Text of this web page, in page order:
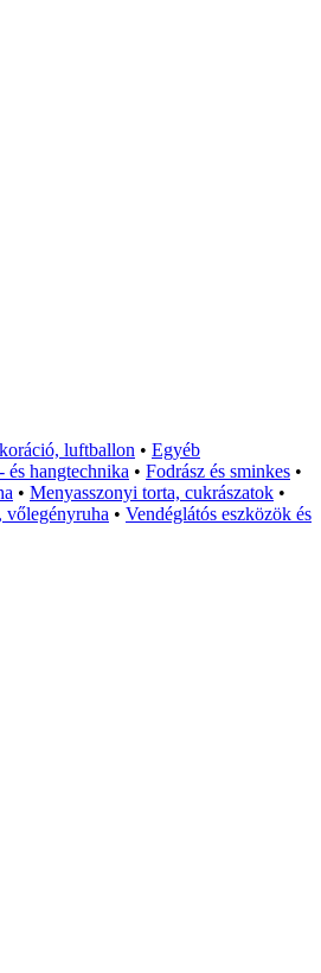
luftballon • Egyéb
és hangtechnika • Fodrász és sminkes •
• Menyasszonyi torta, cukrászatok •
vőlegényruha • Vendéglátós eszközök és